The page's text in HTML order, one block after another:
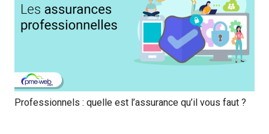
Professionnels : quelle est l’assurance qu’il vous faut ?